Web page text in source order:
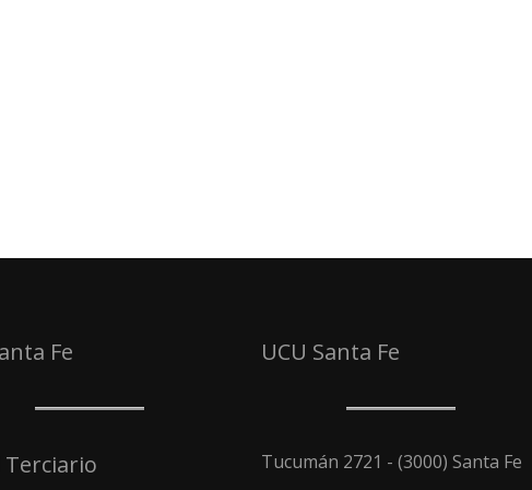
Fe
Terciario
UCU Santa Fe
Tucumán 2721 - (3000) Santa Fe